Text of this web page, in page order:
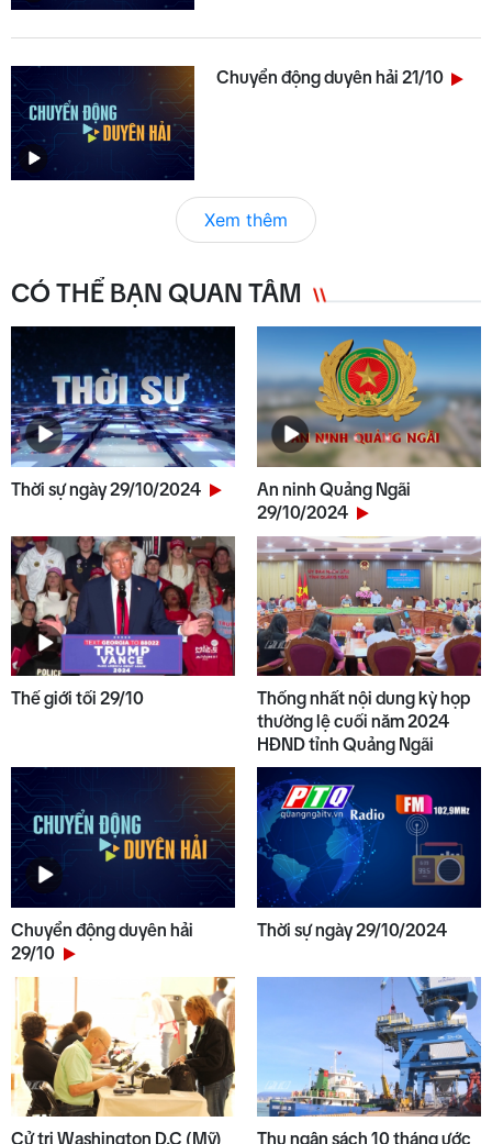
Chuyển động duyên hải 21/10
Xem thêm
CÓ THỂ BẠN QUAN TÂM
Thời sự ngày 29/10/2024
An ninh Quảng Ngãi
29/10/2024
Thế giới tối 29/10
Thống nhất nội dung kỳ họp
thường lệ cuối năm 2024
HĐND tỉnh Quảng Ngãi
Chuyển động duyên hải
29/10
Thời sự ngày 29/10/2024
Cử tri Washington D.C (Mỹ)
Thu ngân sách 10 tháng ước